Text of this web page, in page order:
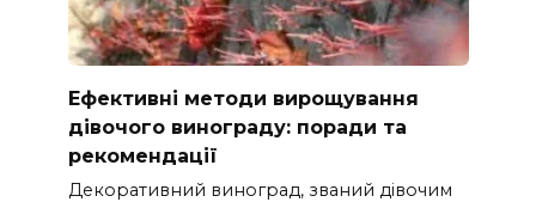
Ефективні методи вирощування
дівочого винограду: поради та
рекомендації
Декоративний виноград, званий дівочим